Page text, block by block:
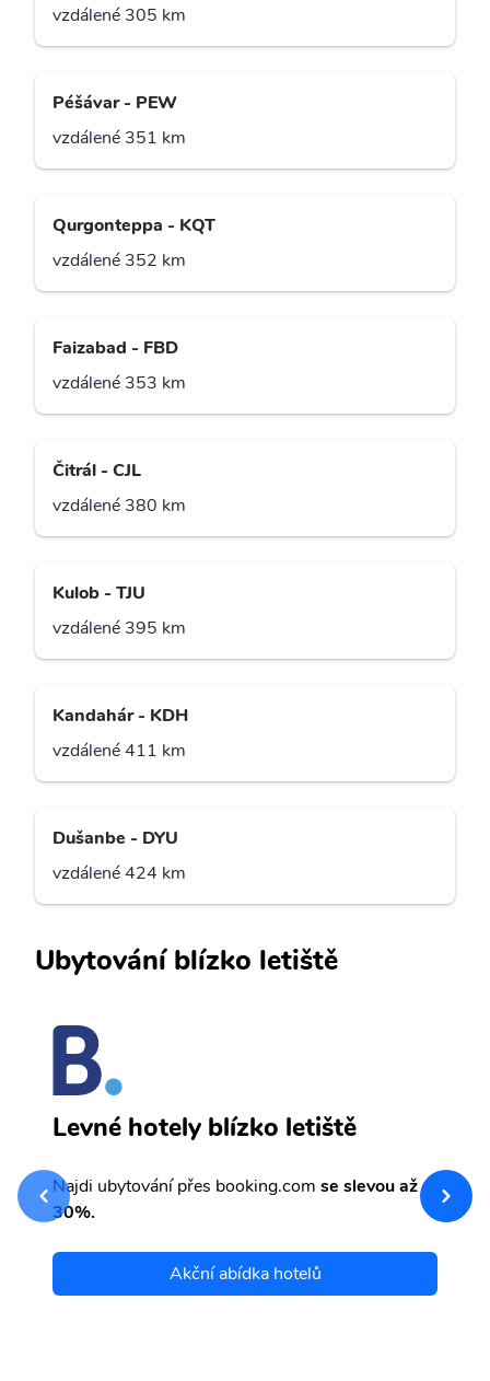
vzdálené 305 km
Péšávar - PEW
vzdálené 351 km
Qurgonteppa - KQT
vzdálené 352 km
Faizabad - FBD
vzdálené 353 km
Čitrál - CJL
vzdálené 380 km
Kulob - TJU
vzdálené 395 km
Kandahár - KDH
vzdálené 411 km
Dušanbe - DYU
vzdálené 424 km
Ubytování blízko letiště
Levné hotely blízko letiště
Najdi ubytování přes booking.com se slevou až
30%.
Akční abídka hotelů